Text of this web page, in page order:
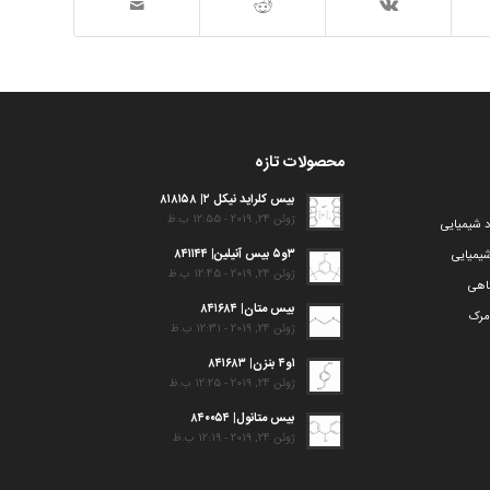
شیمیایی
مرک
محصولات تازه
بیس کلراید نیکل ۲| ۸۱۸۱۵۸
ژوئن 24, 2019 - 12:55 ب.ظ
۳و۵ بیس آنیلین| ۸۴۱۱۴۴
ژوئن 24, 2019 - 12:45 ب.ظ
بیس متان| ۸۴۱۶۸۴
ژوئن 24, 2019 - 12:31 ب.ظ
۱و۴ بنزن| ۸۴۱۶۸۳
ژوئن 24, 2019 - 12:25 ب.ظ
بیس متانول| ۸۴۰۰۵۴
ژوئن 24, 2019 - 12:19 ب.ظ